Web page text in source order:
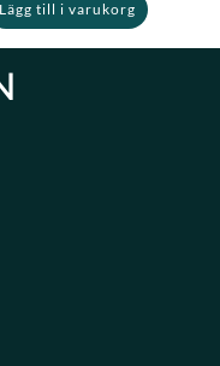
Lägg till i varukorg